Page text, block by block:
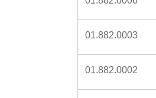
01.882.0003
01.882.0002